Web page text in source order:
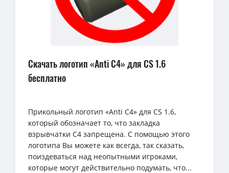
Скачать логотип «Anti C4» для CS 1.6
бесплатно
Прикольный логотип «Anti C4» для CS 1.6,
который обозначает то, что закладка
взрывчатки C4 запрещена. С помощью этого
логотипа Вы можете как всегда, так сказать,
поиздеваться над неопытными игроками,
которые могут действительно подумать, что...